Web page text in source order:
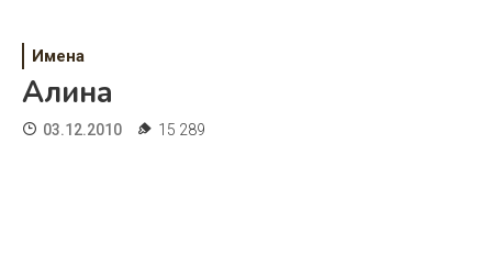
Дети
Свадьба
Имена
Алина
03.12.2010 15 289